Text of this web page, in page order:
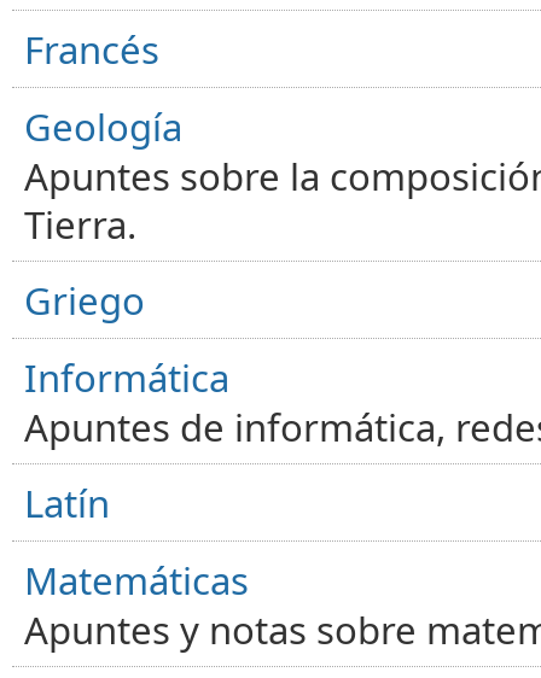
Francés
Geología
Apuntes sobre la
Tierra.
Griego
Informática
Apuntes de informática,
Latín
Matemáticas
Apuntes y notas sobre